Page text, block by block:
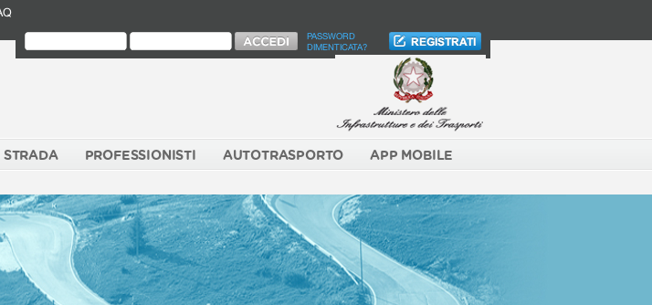
PASSWORD
DIMENTICATA?
PROFESSIONISTI AUTOTRASPORTO APP MOBILE